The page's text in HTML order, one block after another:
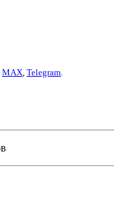
MAX, Telegram.